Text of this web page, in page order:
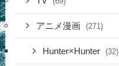
アニメ漫画 (271)
Hunter×Hunter (32)